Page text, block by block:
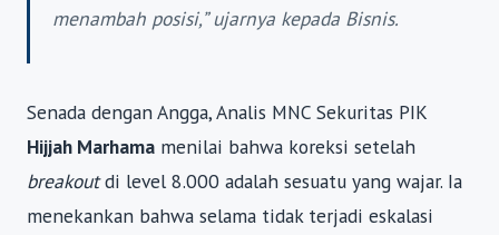
menambah posisi,” ujarnya kepada Bisnis.
Senada dengan Angga, Analis MNC Sekuritas PIK
Hijjah Marhama menilai bahwa koreksi setelah
breakoutdi level 8.000 adalah sesuatu yang wajar. Ia
menekankan bahwa selama tidak terjadi eskalasi